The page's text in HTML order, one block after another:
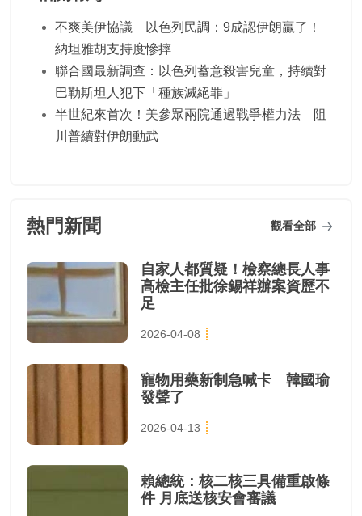
不爽美伊協議 以色列民調：9成認伊朗贏了！
納坦雅胡支持度慘摔
聯合國最新調查：以色列蓄意殺害兒童，持續對
巴勒斯坦人犯下「種族滅絕罪」
半世紀來首次！美參眾兩院通過戰爭權力法 阻
川普續對伊朗動武
熱門新聞 觀看全部
自家人都質疑！檢察總長人事
高檢主任批徐錫祥辦案資歷不
足
2026-04-08
寵物用藥新制急喊卡 韓國瑜
發聲了
2026-04-13
賴總統：核二核三具備重啟條
件 月底送核安會審議